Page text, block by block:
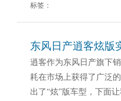
标签：
东风日产逍客炫版
逍客作为东风日产旗下
耗在市场上获得了广泛
出了“炫”版车型，下面